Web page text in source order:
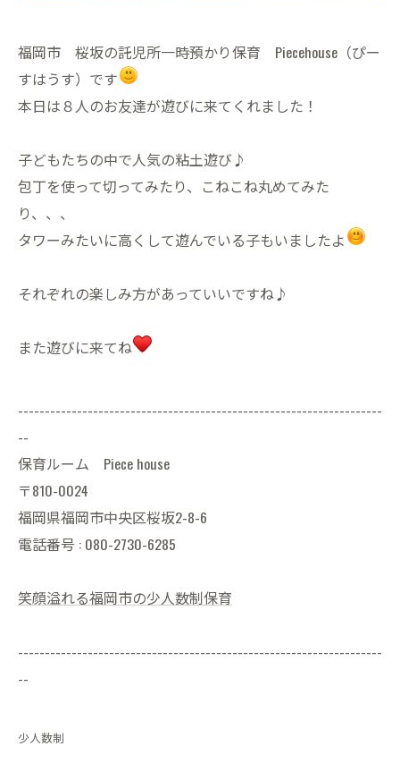
福岡市 桜坂の託児所一時預かり保育 Piecehouse（ぴー
すはうす）です
本日は８人のお友達が遊びに来てくれました！
子どもたちの中で人気の粘土遊び♪
包丁を使って切ってみたり、こねこね丸めてみた
り、、、
タワーみたいに高くして遊んでいる子もいましたよ
それぞれの楽しみ方があっていいですね♪
また遊びに来てね
--------------------------------------------------------------------
--
保育ルーム Piece house
〒810-0024
福岡県福岡市中央区桜坂2-8-6
電話番号 : 080-2730-6285
笑顔溢れる福岡市の少人数制保育
--------------------------------------------------------------------
--
少人数制